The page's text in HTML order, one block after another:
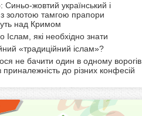
ф
о
р
м
жовтий український і
золотою тамгою прапори
над Кримом
Іслам, які необхідно знати
«традиційний іслам»?
не бачити один в одному ворогів
до різних конфесій